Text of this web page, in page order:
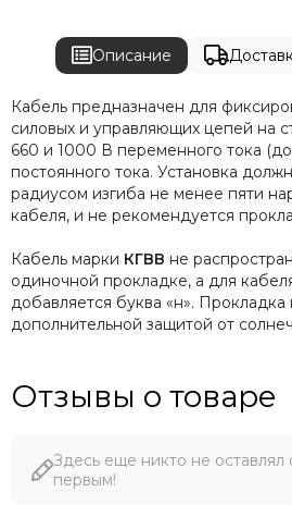
Описание
Кабель предназначен для
силовых и управляющих цепей на
660 и 1000 В переменного тока
постоянного тока. Установка
радиусом изгиба не менее пяти
кабеля, и не рекомендуется
Кабель марки КГВВ не
одиночной прокладке, а для
добавляется буква «н».
дополнительной защитой от
Отзывы о товаре
Здесь еще никто не оставлял
первым!